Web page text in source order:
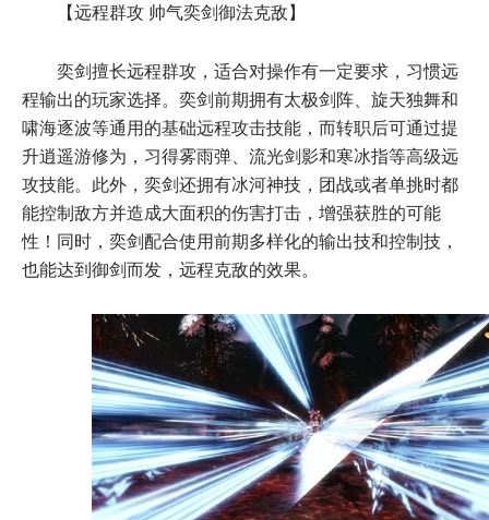
【远程群攻 帅气奕剑御法克敌】
奕剑擅长远程群攻，适合对操作有一定要求，习惯远
程输出的玩家选择。奕剑前期拥有太极剑阵、旋天独舞和
啸海逐波等通用的基础远程攻击技能，而转职后可通过提
升逍遥游修为，习得雾雨弹、流光剑影和寒冰指等高级远
攻技能。此外，奕剑还拥有冰河神技，团战或者单挑时都
能控制敌方并造成大面积的伤害打击，增强获胜的可能
性！同时，奕剑配合使用前期多样化的输出技和控制技，
也能达到御剑而发，远程克敌的效果。